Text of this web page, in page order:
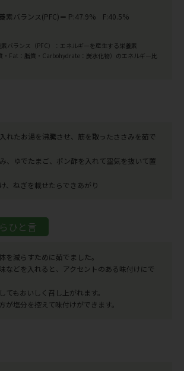
素バランス(PFC)＝ P:47.9% F:40.5%
バランス（PFC）：エネルギーを産生する栄養素
・Fat：脂質・Carbohydrate：炭水化物）のエネルギー比
れたお湯を沸騰させ、筋を取ったささみを茹で
、ゆでたまご、ポン酢を入れて空気を抜いて置
、ねぎを載せたらできあがり
ひと言
を減らすために茹でました。
などを入れると、アクセントのある味付けにで
てもおいしく召し上がれます。
が塩分を控えて味付けができます。